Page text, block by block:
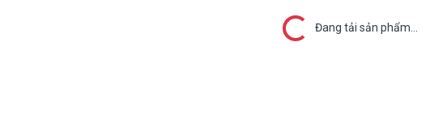
Đang tải... Đang tải sản phẩm...